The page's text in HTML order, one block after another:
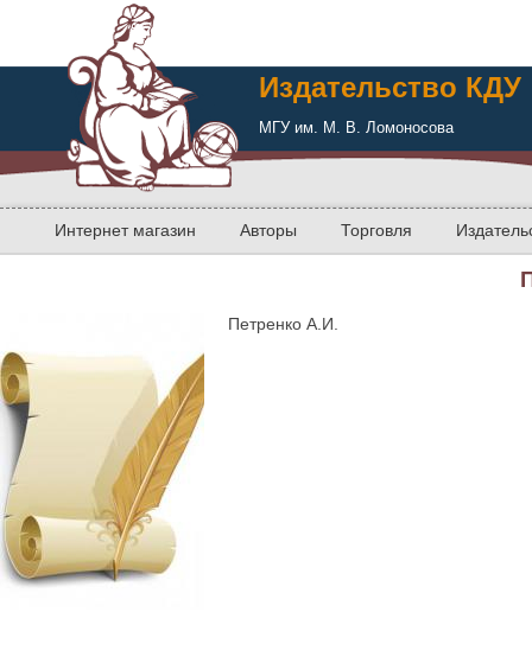
Издательство КДУ
МГУ им. М. В. Ломоносова
Интернет магазин Авторы Торговля
Петренко А.И.